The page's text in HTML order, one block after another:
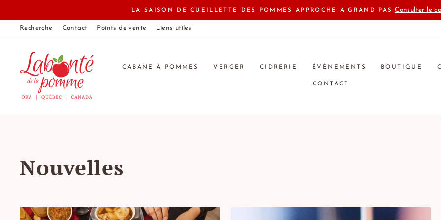
contenu
LA SAISON DE CUEILLETTE DES POMMES APPROCHE A GRAND PAS Consulter le
Recherche Contact Points de vente Liens utiles
CABANE À POMMES VERGER CIDRERIE ÉVÈNEMENTS BOUTIQUE
CONTACT
Nouvelles